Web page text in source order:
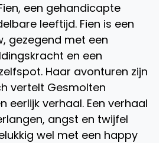
een gehandicapte
leeftijd. Fien is een
gezegend met een
en een
Haar avonturen zijn
vertelt Gesmolten
eerlijk verhaal. Een verhaal
angst en twijfel
wel met een happy